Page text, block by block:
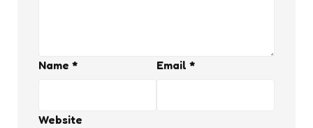
Name * Email *
Website